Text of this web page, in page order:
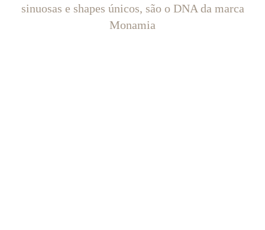
sinuosas e shapes únicos, são o DNA da marca
Monamia